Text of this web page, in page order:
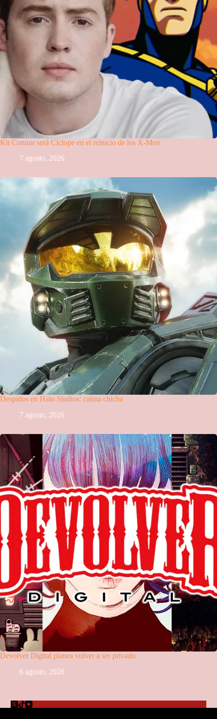
Kit Connor será Cíclope en el reinicio de los X-Men
7 agosto, 2026
Despidos en Halo Studios: calma chicha
7 agosto, 2026
Devolver Digital planea volver a ser privado
6 agosto, 2026